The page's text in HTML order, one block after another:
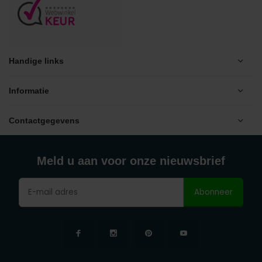
Handige links
Informatie
Contactgegevens
Meld u aan voor onze nieuwsbrief
Abonneer